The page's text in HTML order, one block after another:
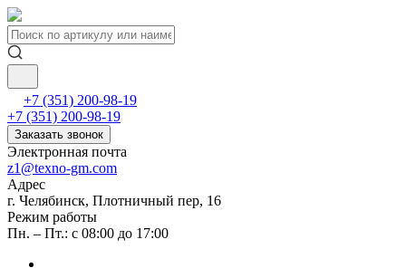
+7 (351) 200-98-19
+7 (351) 200-98-19
Заказать звонок
Электронная почта
z1@texno-gm.com
Адрес
г. Челябинск, Плотничный пер, 16
Режим работы
Пн. – Пт.: с 08:00 до 17:00